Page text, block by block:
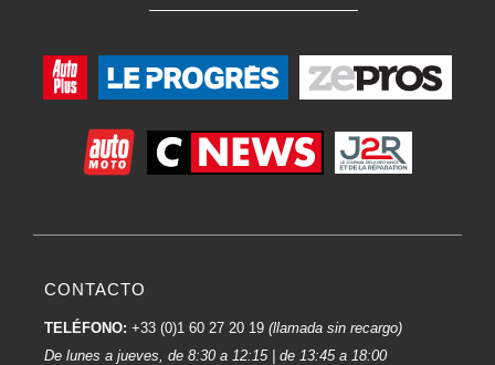
CONTACTO
TELÉFONO: +33 (0)1 60 27 20 19 (llamada sin recargo)
De lunes a jueves, de 8:30 a 12:15 | de 13:45 a 18:00